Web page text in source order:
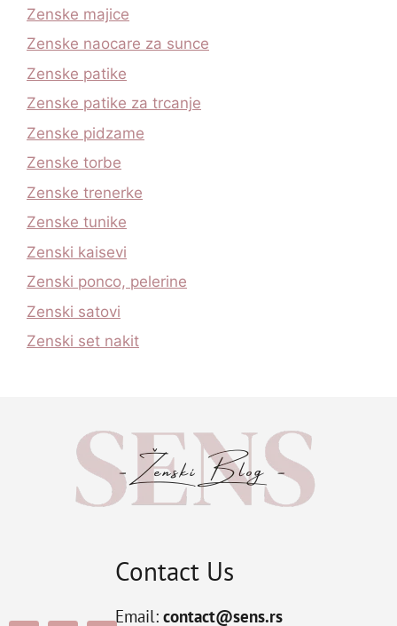
Zenske majice
Zenske naocare za sunce
Zenske patike
Zenske patike za trcanje
Zenske pidzame
Zenske torbe
Zenske trenerke
Zenske tunike
Zenski kaisevi
Zenski ponco, pelerine
Zenski satovi
Zenski set nakit
Contact Us
Email: contact@sens.rs